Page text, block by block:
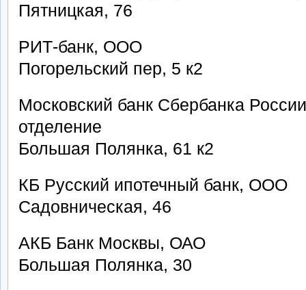
Пятницкая, 76
РИТ-банк, ООО
Погорельский пер, 5 к2
Московский банк Сбербанка
отделение
Большая Полянка, 61 к2
КБ Русский ипотечный банк, ООО
Садовническая, 46
АКБ Банк Москвы, ОАО
Большая Полянка, 30